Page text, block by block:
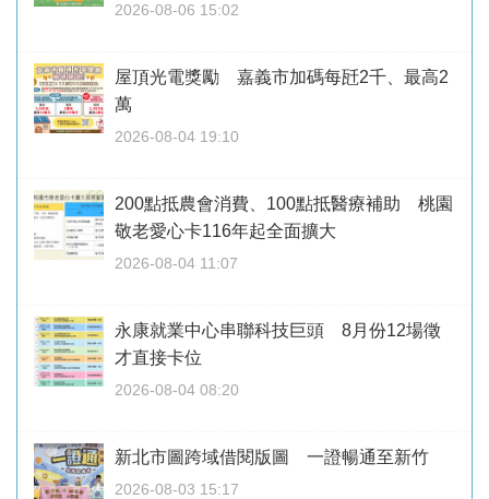
2026-08-06 15:02
屋頂光電獎勵 嘉義市加碼每瓩2千、最高2
萬
2026-08-04 19:10
200點抵農會消費、100點抵醫療補助 桃園
敬老愛心卡116年起全面擴大
2026-08-04 11:07
永康就業中心串聯科技巨頭 8月份12場徵
才直接卡位
2026-08-04 08:20
新北市圖跨域借閱版圖 一證暢通至新竹
2026-08-03 15:17